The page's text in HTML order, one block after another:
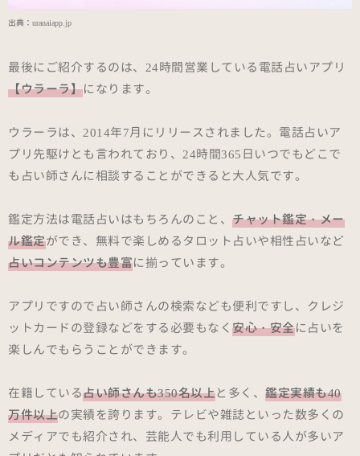
出典： uranaiapp.jp
最後にご紹介するのは、24時間営業している電話占いアプリ
【ウラーラ】になります。
ウラーラは、2014年7月にリリースされました。電話占いア
プリ先駆けとも言われており、24時間365日いつでもどこで
も占い師さんに相談することができると大人気です。
鑑定方法は電話占いはもちろんのこと、 チャット鑑定・メー
ル鑑定ができ、無料で楽しめるタロット占いや相性占いなど
占いコンテンツも豊富に揃っています。
アプリですので占い師さんの検索なども便利ですし、クレジ
ットカードの登録などをする必要もなく安心・安全に占いを
楽しんでもらうことができます。
在籍している占い師さんも350名以上と多く、 鑑定実績も40
万件以上の実績を誇ります。テレビや雑誌といった数多くの
メディアでも紹介され、芸能人でも利用している人が多いア